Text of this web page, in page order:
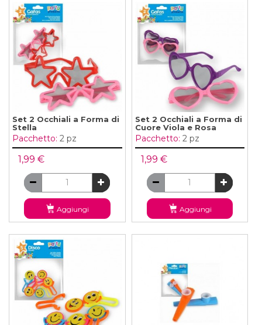
Set 2 Occhiali a Forma di
Stella
Pacchetto: 2 pz
1,99 €
Aggiungi
Set 2 Occhiali a Forma di
Cuore Viola e Rosa
Pacchetto: 2 pz
1,99 €
Aggiungi